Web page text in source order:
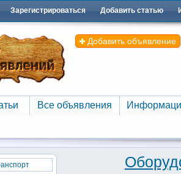
Зарегистрироваться Добавить статью
Добавить объявление
Все объявления
Все объявления